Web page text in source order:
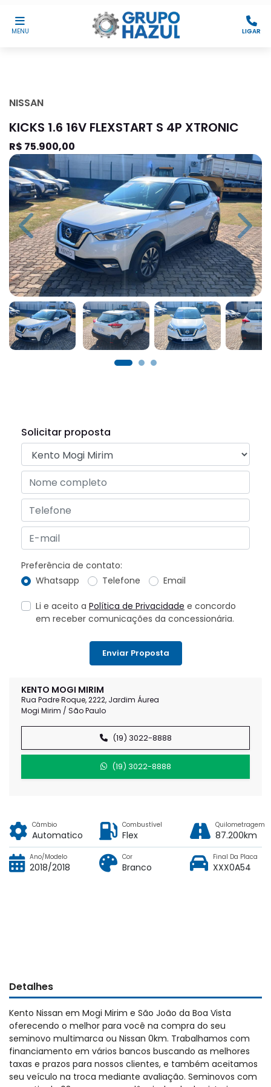
MENU LIGAR
NISSAN
KICKS 1.6 16V FLEXSTART S 4P XTRONIC
R$ 75.900,00
Previous Next
KENTO MOGI MIRIM
Rua Padre Roque, 2222, Jardim Áurea
Mogi Mirim / São Paulo
(19) 3022-8888
(19) 3022-8888
Solicitar proposta
Preferência de contato:
Whatsapp
Telefone Email
Li e aceito a Política de Privacidade e concordo
em receber comunicações da concessionária.
Enviar Proposta
Câmbio
Automatico
Combustível
Flex
Quilometragem
87.200km
Ano/Modelo
2018/2018
Cor
Branco
Final Da Placa
XXX0A54
Detalhes
Kento Nissan em Mogi Mirim e São João da Boa Vista
oferecendo o melhor para você na compra do seu
seminovo multimarca ou Nissan 0km. Trabalhamos com
financiamento em vários bancos buscando as melhores
taxas e prazos para nossos clientes, e também aceitamos
seu veículo na troca mediante avaliação. Seminovos com